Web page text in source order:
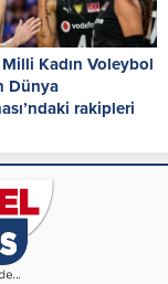
Kadın Voleybol
Dünya
rakipleri
göre organizasyon, 22
2025 tarihlerinde
Kurada seri...